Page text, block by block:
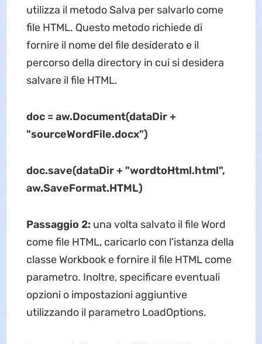
utilizza il metodo Salva per salvarlo come
file HTML. Questo metodo richiede di
fornire il nome del file desiderato e il
percorso della directory in cui si desidera
salvare il file HTML.
doc = aw.Document(dataDir +
"sourceWordFile.docx")
doc.save(dataDir + "wordtoHtml.html",
aw.SaveFormat.HTML)
Passaggio 2: una volta salvato il file Word
come file HTML, caricarlo con l'istanza della
classe Workbook e fornire il file HTML come
parametro. Inoltre, specificare eventuali
opzioni o impostazioni aggiuntive
utilizzando il parametro LoadOptions.